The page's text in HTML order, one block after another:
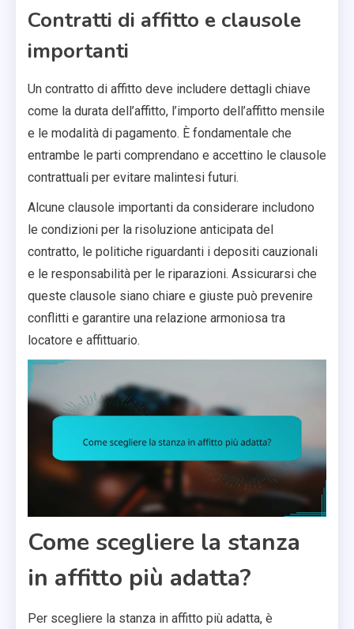
Contratti di affitto e clausole
importanti
Un contratto di affitto deve includere dettagli chiave
come la durata dell’affitto, l’importo dell’affitto mensile
e le modalità di pagamento. È fondamentale che
entrambe le parti comprendano e accettino le clausole
contrattuali per evitare malintesi futuri.
Alcune clausole importanti da considerare includono
le condizioni per la risoluzione anticipata del
contratto, le politiche riguardanti i depositi cauzionali
e le responsabilità per le riparazioni. Assicurarsi che
queste clausole siano chiare e giuste può prevenire
conflitti e garantire una relazione armoniosa tra
locatore e affittuario.
Come scegliere la stanza
in affitto più adatta?
Per scegliere la stanza in affitto più adatta, è